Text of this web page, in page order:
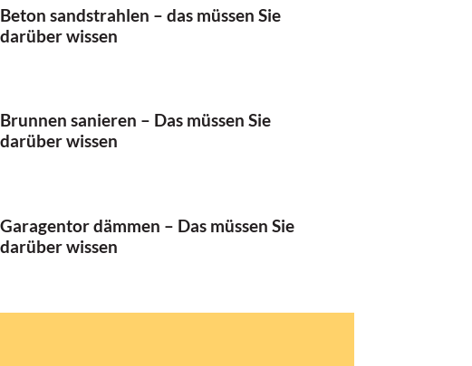
Beton sandstrahlen – das müssen Sie
darüber wissen
Brunnen sanieren – Das müssen Sie
darüber wissen
Garagentor dämmen – Das müssen Sie
darüber wissen